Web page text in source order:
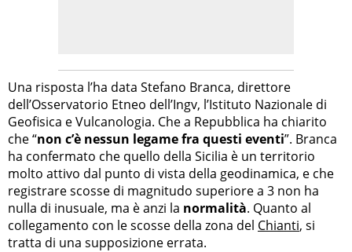
Una risposta l’ha data Stefano Branca, direttore
dell’Osservatorio Etneo dell’Ingv, l’Istituto Nazionale di
Geofisica e Vulcanologia. Che a Repubblica ha chiarito
che “non c’è nessun legame fra questi eventi”. Branca
ha confermato che quello della Sicilia è un territorio
molto attivo dal punto di vista della geodinamica, e che
registrare scosse di magnitudo superiore a 3 non ha
nulla di inusuale, ma è anzi la normalità. Quanto al
collegamento con le scosse della zona del Chianti, si
tratta di una supposizione errata.